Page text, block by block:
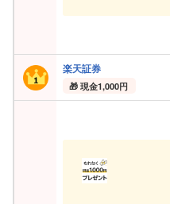
楽天証券
現金1,000円